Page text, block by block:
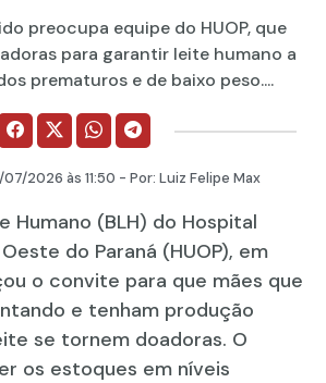
preocupa equipe do HUOP, que
para garantir leite humano a
prematuros e de baixo peso....
2026 às 11:50 - Por: Luiz Felipe Max
Humano (BLH) do Hospital
do Paraná (HUOP), em
o convite para que mães que
e tenham produção
se tornem doadoras. O
os estoques em níveis